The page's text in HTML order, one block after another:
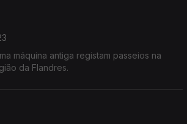
máquina antiga registam passeios na
da Flandres.